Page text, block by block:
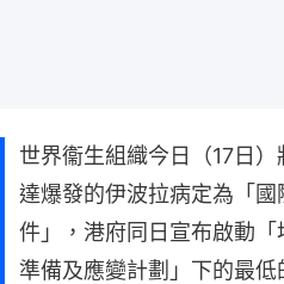
世界衞生組織今日（17日
達爆發的伊波拉病定為「
件」，港府同日宣布啟動
準備及應變計劃」下的最